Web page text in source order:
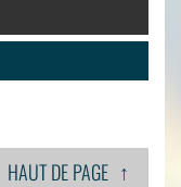
HAUT DE PAGE ↑